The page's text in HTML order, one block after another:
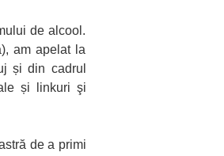
de alcool.
am apelat la
și din cadrul
și linkuri şi
de a primi